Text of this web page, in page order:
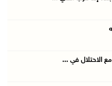
الاحتلال في ...